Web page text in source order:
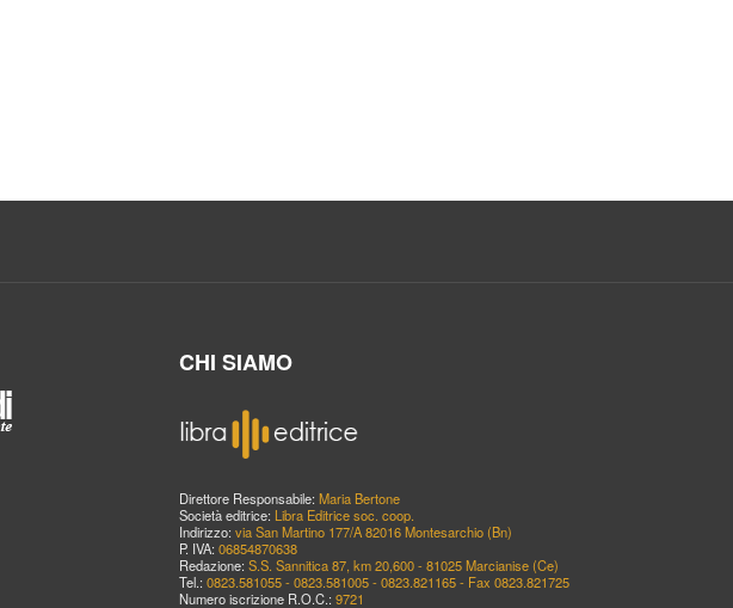
CHI SIAMO
Direttore Responsabile: Maria Bertone
Società editrice: Libra Editrice soc. coop.
Indirizzo: via San Martino 177/A 82016 Montesarchio (Bn)
P. IVA: 06854870638
Redazione: S.S. Sannitica 87, km 20,600 - 81025 Marcianise (Ce)
Tel.: 0823.581055 - 0823.581005 - 0823.821165 - Fax 0823.821725
Numero iscrizione R.O.C.: 9721